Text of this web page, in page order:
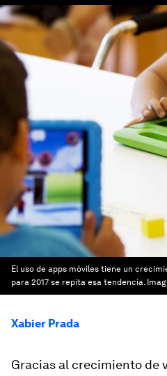
El uso de apps móviles tiene un
para 2017 se repita esa tendencia.
Xabier Prada
Gracias al crecimiento de